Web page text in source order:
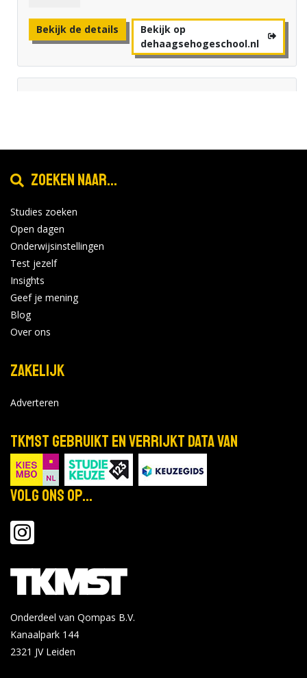
Bekijk de details
Bekijk op
dehaagsehogeschool.nl
28
Avans Hogeschool - Den Bosch
okt
2026
Bekijk de details
Capabel Hogeschool - Utrecht
okt
29
Online voorlichting HBO
Bedrijfskunde
Locatie:
nov
6
Zoeken naar...
Studies zoeken
Open dagen
Onderwijsinstellingen
Test jezelf
Insights
Geef je mening
Blog
Over ons
Zakelijk
Adverteren
TKMST gebruikt en verrijkt data van
Volg ons op...
Onderdeel van Qompas B.V.
Kanaalpark 144
2321 JV Leiden